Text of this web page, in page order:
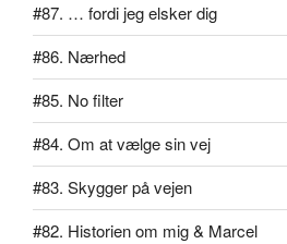
#87. … fordi jeg elsker dig
#86. Nærhed
#85. No filter
#84. Om at vælge sin vej
#83. Skygger på vejen
#82. Historien om mig & Marcel